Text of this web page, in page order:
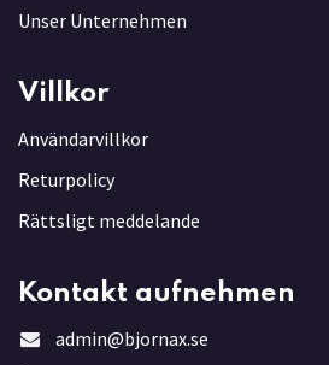
Unser Unternehmen
Villkor
Användarvillkor
Returpolicy
Rättsligt meddelande
Kontakt aufnehmen
admin@bjornax.se